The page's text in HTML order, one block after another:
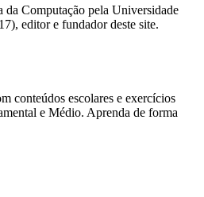
da Computação pela Universidade
editor e fundador deste site.
conteúdos escolares e exercícios
e Médio. Aprenda de forma